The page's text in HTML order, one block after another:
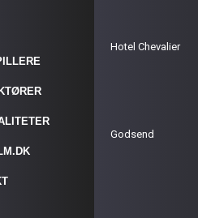
Hotel Chevalier
Godsend